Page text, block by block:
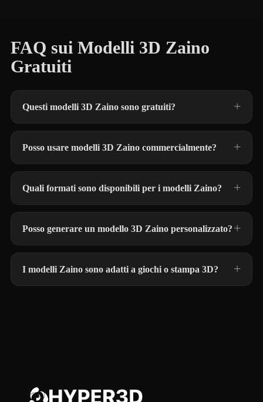
FAQ sui Modelli 3D Zaino
Gratuiti
Questi modelli 3D Zaino sono gratuiti?
Posso usare modelli 3D Zaino commercialmente?
Quali formati sono disponibili per i modelli Zaino?
Posso generare un modello 3D Zaino personalizzato?
I modelli Zaino sono adatti a giochi o stampa 3D?